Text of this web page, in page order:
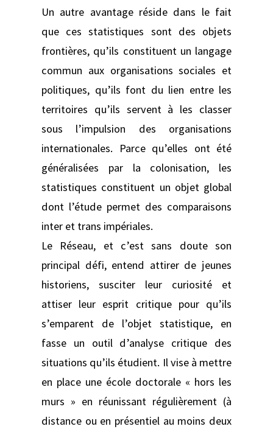
Un autre avantage réside dans le fait
que ces statistiques sont des objets
frontières, qu’ils constituent un langage
commun aux organisations sociales et
politiques, qu’ils font du lien entre les
territoires qu’ils servent à les classer
sous l’impulsion des organisations
internationales. Parce qu’elles ont été
généralisées par la colonisation, les
statistiques constituent un objet global
dont l’étude permet des comparaisons
inter et trans impériales.
Le Réseau, et c’est sans doute son
principal défi, entend attirer de jeunes
historiens, susciter leur curiosité et
attiser leur esprit critique pour qu’ils
s’emparent de l’objet statistique, en
fasse un outil d’analyse critique des
situations qu’ils étudient. Il vise à mettre
en place une école doctorale « hors les
murs » en réunissant régulièrement (à
distance ou en présentiel au moins deux